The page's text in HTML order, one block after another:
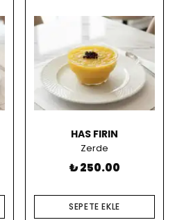
HAS FIRIN
Zerde
₺ 250.00
SEPETE EKLE